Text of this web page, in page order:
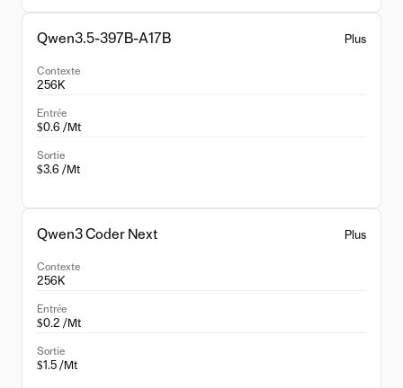
Qwen3.5-397B-A17B Plus
Contexte
256K
Entrée
$0.6 /Mt
Sortie
$3.6 /Mt
Qwen3 Coder Next Plus
Contexte
256K
Entrée
$0.2 /Mt
Sortie
$1.5 /Mt